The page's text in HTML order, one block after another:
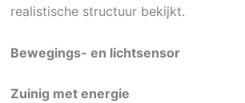
realistische structuur bekijkt.
Bewegings- en lichtsensor
Zuinig met energie